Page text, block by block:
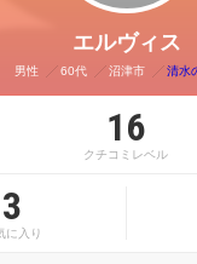
エルヴィス
男性 60代 沼津市 清水
16
クチコミレベル
3
に入り